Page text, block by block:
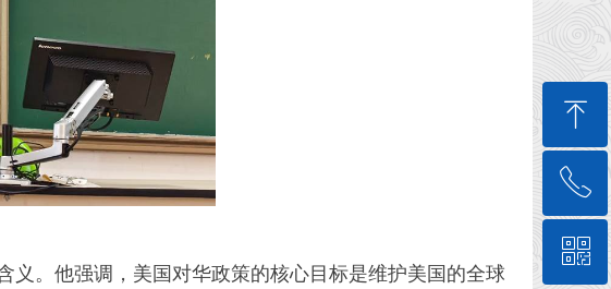
。他强调，美国对华政策的核心目标是维护美国的全球
ꁸ
回到顶部
ꂅ
010-62573204
ꀥ